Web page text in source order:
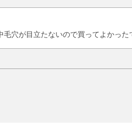
穴が目立たないので買ってよかった